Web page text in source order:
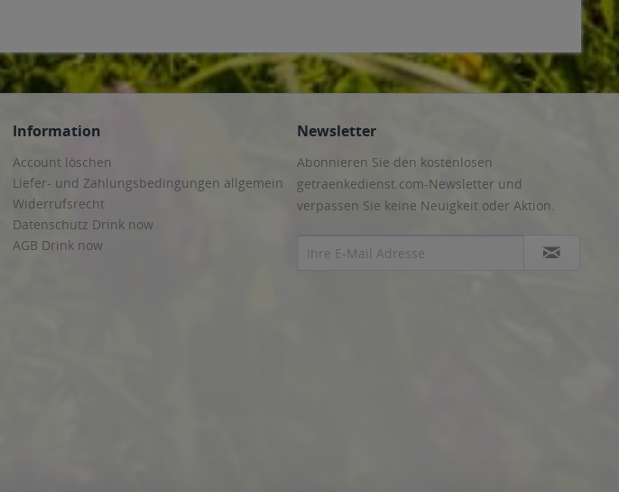
Information
Account löschen
Liefer- und Zahlungsbedingungen allgemein
Widerrufsrecht
Datenschutz Drink now
AGB Drink now
Newsletter
Abonnieren Sie den kostenlosen
getraenkedienst.com-Newsletter und
verpassen Sie keine Neuigkeit oder Aktion.